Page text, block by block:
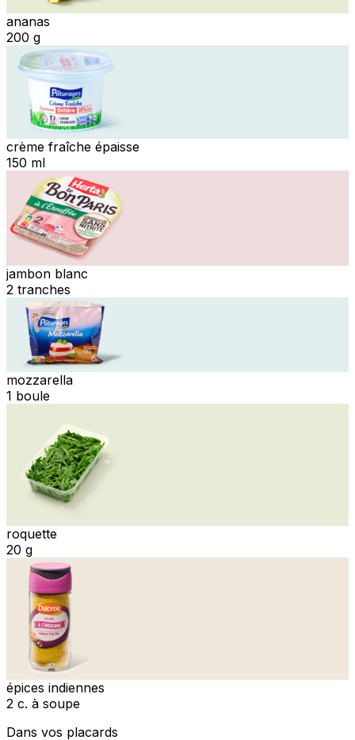
ananas
200 g
crème fraîche épaisse
150 ml
jambon blanc
2 tranches
mozzarella
1 boule
roquette
20 g
épices indiennes
2 c. à soupe
Dans vos placards